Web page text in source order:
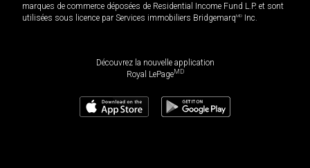
marques de commerce déposées de Residential Income Fund L.P. et sont
utilisées sous licence par Services immobiliers BridgemarqMD Inc.
Découvrez la nouvelle application
Royal LePageMD